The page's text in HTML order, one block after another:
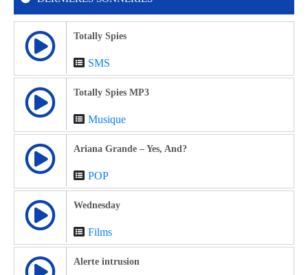
Totally Spies
SMS
Totally Spies MP3
Musique
Ariana Grande – Yes, And?
POP
Wednesday
Films
Alerte intrusion